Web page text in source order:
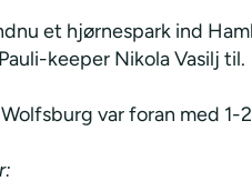
et hjørnespark ind
keeper Nikola Vasilj til.
var foran med 1-